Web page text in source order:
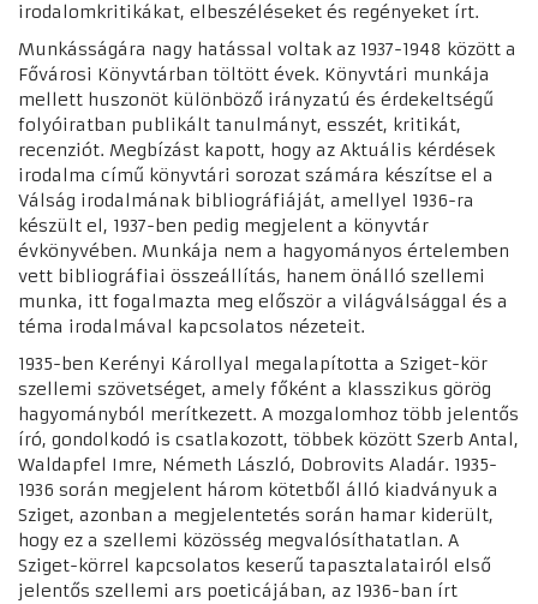
irodalomkritikákat, elbeszéléseket és regényeket írt.
Munkásságára nagy hatással voltak az 1937-1948 között a
Fővárosi Könyvtárban töltött évek. Könyvtári munkája
mellett huszonöt különböző irányzatú és érdekeltségű
folyóiratban publikált tanulmányt, esszét, kritikát,
recenziót. Megbízást kapott, hogy az Aktuális kérdések
irodalma című könyvtári sorozat számára készítse el a
Válság irodalmának bibliográfiáját, amellyel 1936-ra
készült el, 1937-ben pedig megjelent a könyvtár
évkönyvében. Munkája nem a hagyományos értelemben
vett bibliográfiai összeállítás, hanem önálló szellemi
munka, itt fogalmazta meg először a világválsággal és a
téma irodalmával kapcsolatos nézeteit.
1935-ben Kerényi Károllyal megalapította a Sziget-kör
szellemi szövetséget, amely főként a klasszikus görög
hagyományból merítkezett. A mozgalomhoz több jelentős
író, gondolkodó is csatlakozott, többek között Szerb Antal,
Waldapfel Imre, Németh László, Dobrovits Aladár. 1935-
1936 során megjelent három kötetből álló kiadványuk a
Sziget, azonban a megjelentetés során hamar kiderült,
hogy ez a szellemi közösség megvalósíthatatlan. A
Sziget-körrel kapcsolatos keserű tapasztalatairól első
jelentős szellemi ars poeticájában, az 1936-ban írt